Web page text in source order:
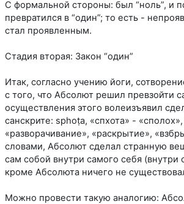
С формальной стороны: был “ноль”, и
превратился в “один”; то есть -
стал проявленным.
Стадия вторая: Закон “один”
Итак, согласно учению йоги,
с того, что Абсолют решил превзойти
осуществления этого волеизъявил
санскрите: sphoṭa, «спхота» -
«разворачивание», «раскрытие»,
словами, Абсолют сделал странную
сам собой внутри самого себя (внутри
кроме Абсолюта ничего не
Можно провести такую аналогию: